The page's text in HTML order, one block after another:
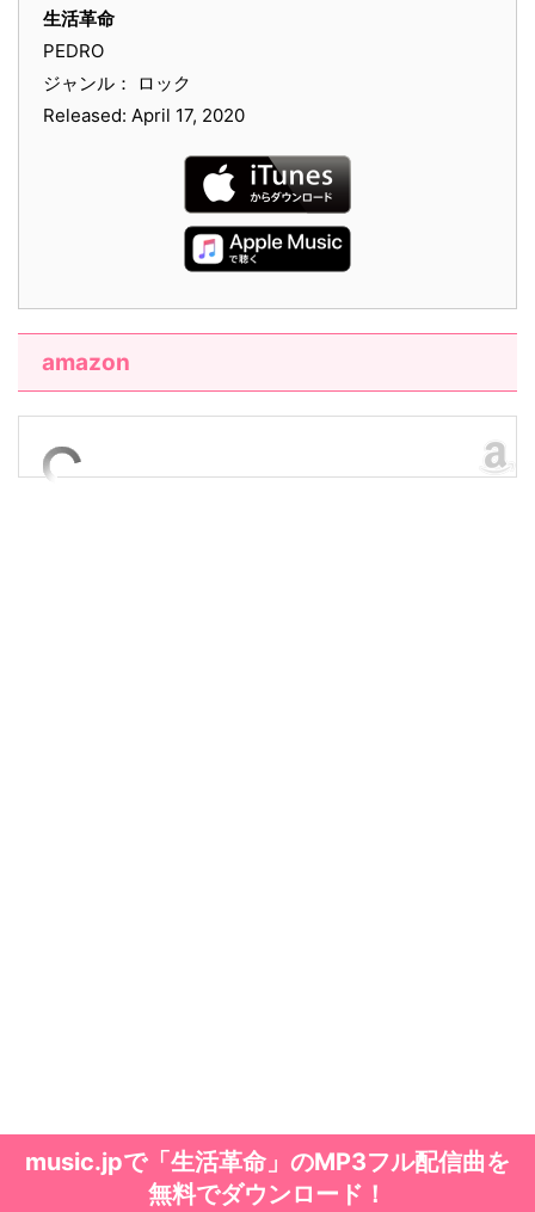
生活革命
PEDRO
ジャンル： ロック
Released: April 17, 2020
amazon
music.jpで「生活革命」のMP3フル配信曲を
無料でダウンロード！